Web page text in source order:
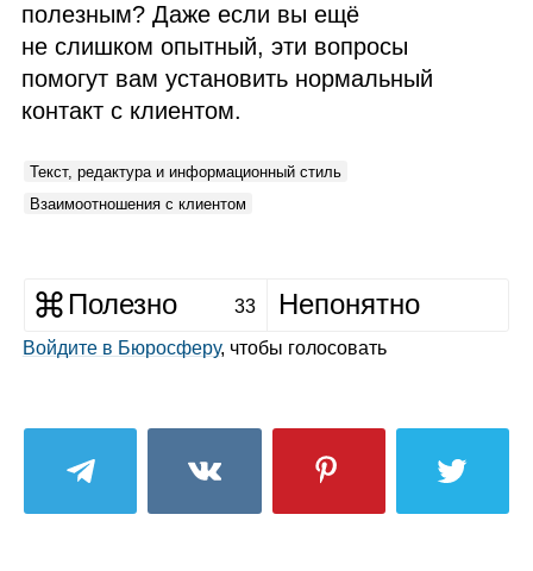
полезным? Даже если вы ещё
не слишком опытный, эти вопросы
помогут вам установить нормальный
контакт с клиентом.
Текст, редактура и информационный стиль
Взаимоотношения с клиентом
Полезно 33 Непонятно
Войдите в Бюросферу, чтобы голосовать